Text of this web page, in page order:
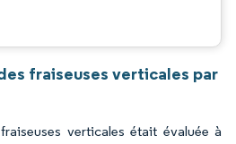
fraiseuses verticales par
verticales était évaluée à